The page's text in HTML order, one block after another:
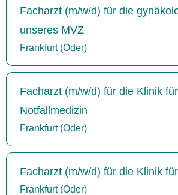
Facharzt (m/w/d) für die
unseres MVZ
Frankfurt (Oder)
Facharzt (m/w/d) für die Klinik
Notfallmedizin
Frankfurt (Oder)
Facharzt (m/w/d) für die Klinik
Frankfurt (Oder)